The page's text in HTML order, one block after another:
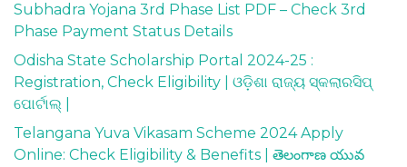
Subhadra Yojana 3rd Phase List PDF – Check 3rd
Phase Payment Status Details
Odisha State Scholarship Portal 2024-25 :
Registration, Check Eligibility | ଓଡ଼ିଶା ରାଜ୍ୟ ସ୍କଲାରସିପ୍
ପୋର୍ଟାଲ୍ |
Telangana Yuva Vikasam Scheme 2024 Apply
Online: Check Eligibility & Benefits | తెలంగాణ యువ